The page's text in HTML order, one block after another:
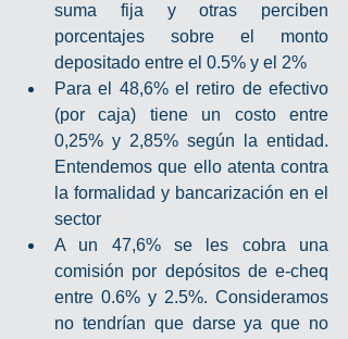
suma fija y otras perciben
porcentajes sobre el monto
depositado entre el 0.5% y el 2%
Para el 48,6% el retiro de efectivo
(por caja) tiene un costo entre
0,25% y 2,85% según la entidad.
Entendemos que ello atenta contra
la formalidad y bancarización en el
sector
A un 47,6% se les cobra una
comisión por depósitos de e-cheq
entre 0.6% y 2.5%. Consideramos
no tendrían que darse ya que no